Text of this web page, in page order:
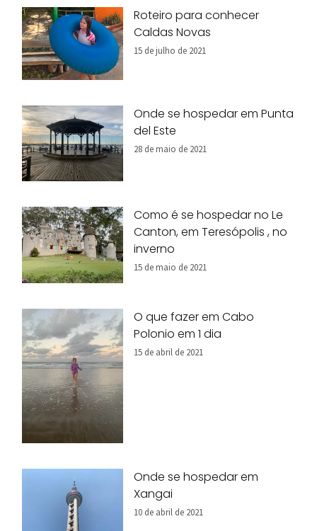
Roteiro para conhecer
Caldas Novas
15 de julho de 2021
Onde se hospedar em Punta
del Este
28 de maio de 2021
Como é se hospedar no Le
Canton, em Teresópolis , no
inverno
15 de maio de 2021
O que fazer em Cabo
Polonio em 1 dia
15 de abril de 2021
Onde se hospedar em
Xangai
10 de abril de 2021